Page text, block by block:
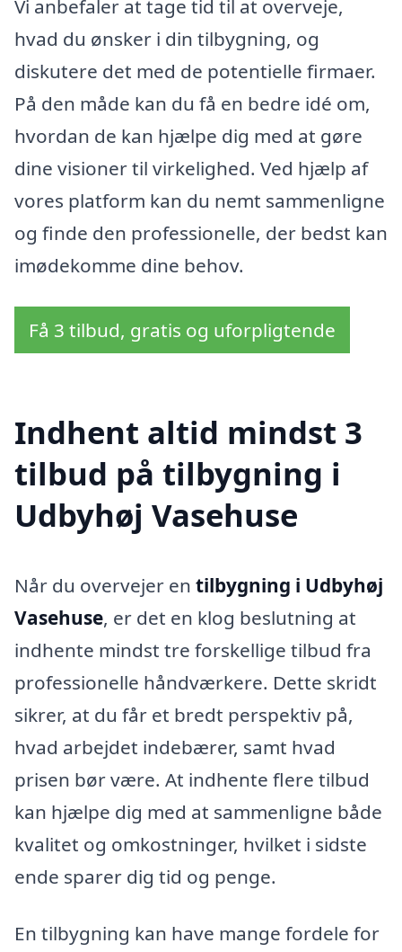
Vi anbefaler at tage tid til at overveje,
hvad du ønsker i din tilbygning, og
diskutere det med de potentielle firmaer.
På den måde kan du få en bedre idé om,
hvordan de kan hjælpe dig med at gøre
dine visioner til virkelighed. Ved hjælp af
vores platform kan du nemt sammenligne
og finde den professionelle, der bedst kan
imødekomme dine behov.
Få 3 tilbud, gratis og uforpligtende
Indhent altid mindst 3
tilbud på tilbygning i
Udbyhøj Vasehuse
Når du overvejer en tilbygning i Udbyhøj
Vasehuse, er det en klog beslutning at
indhente mindst tre forskellige tilbud fra
professionelle håndværkere. Dette skridt
sikrer, at du får et bredt perspektiv på,
hvad arbejdet indebærer, samt hvad
prisen bør være. At indhente flere tilbud
kan hjælpe dig med at sammenligne både
kvalitet og omkostninger, hvilket i sidste
ende sparer dig tid og penge.
En tilbygning kan have mange fordele for